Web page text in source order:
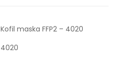
Kofil maska FFP2 – 4020
4020